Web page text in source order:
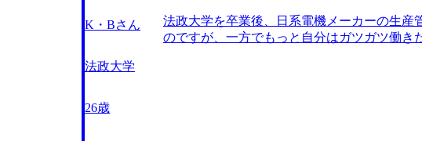
ローしてくれたので、自信を失うことなく志
650万円になりました。 SCMの専門性を磨き
K・Bさん
法政大学
26歳
法政大学を卒業後、日系電機メーカーの生産
のですが、一方でもっと自分はガツガツ働き